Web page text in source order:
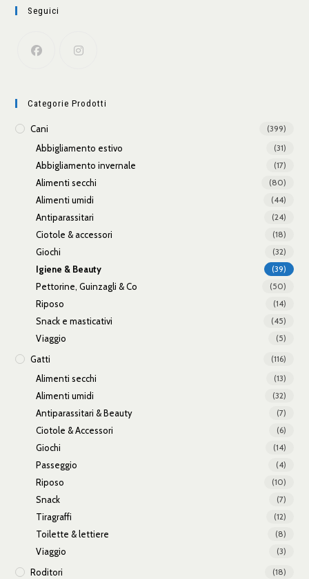
Seguici
Categorie Prodotti
Cani (399)
Abbigliamento estivo (31)
Abbigliamento invernale (17)
Alimenti secchi (80)
Alimenti umidi (44)
Antiparassitari (24)
Ciotole & accessori (18)
Giochi (32)
Igiene & Beauty (39)
Pettorine, Guinzagli & Co (50)
Riposo (14)
Snack e masticativi (45)
Viaggio (5)
Gatti (116)
Alimenti secchi (13)
Alimenti umidi (32)
Antiparassitari & Beauty (7)
Ciotole & Accessori (6)
Giochi (14)
Passeggio (4)
Riposo (10)
Snack (7)
Tiragraffi (12)
Toilette & lettiere (8)
Viaggio (3)
Roditori (18)